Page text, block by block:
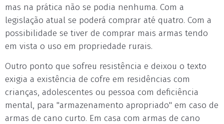
mas na prática não se podia nenhuma. Com a
legislação atual se poderá comprar até quatro. Com a
possibilidade se tiver de comprar mais armas tendo
em vista o uso em propriedade rurais.
Outro ponto que sofreu resistência e deixou o texto
exigia a existência de cofre em residências com
crianças, adolescentes ou pessoa com deficiência
mental, para "armazenamento apropriado" em caso de
armas de cano curto. Em casa com armas de cano